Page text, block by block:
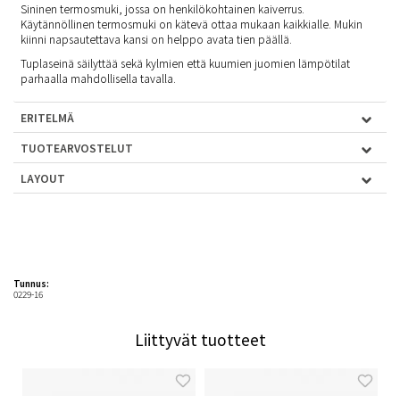
Sininen termosmuki, jossa on henkilökohtainen kaiverrus.
Käytännöllinen termosmuki on kätevä ottaa mukaan kaikkialle. Mukin
kiinni napsautettava kansi on helppo avata tien päällä.
Tuplaseinä säilyttää sekä kylmien että kuumien juomien lämpötilat
parhaalla mahdollisella tavalla.
ERITELMÄ
TUOTEARVOSTELUT
LAYOUT
Tunnus:
0229-16
Liittyvät tuotteet